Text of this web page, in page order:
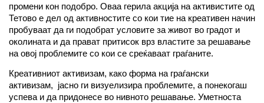
промени кон подобро. Оваа герила акција на активистите од
Тетово е дел од активностите со кои тие на креативен начин
пробуваат да ги подобрат условите за живот во градот и
околината и да прават притисок врз властите за решавање
на овој проблемите со кои се среќаваат граѓаните.
Креативниот активизам, како форма на граѓански
активизам, јасно ги визуелизира проблемите, а понекогаш
успева и да придонесе во нивното решавање. Уметноста